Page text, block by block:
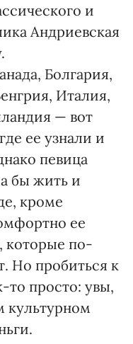
и
Андриевская
Болгария,
Италия,
— вот
ее узнали и
певица
бы жить и
кроме
ее
которые по-
Но пробиться к
то просто: увы,
культурном